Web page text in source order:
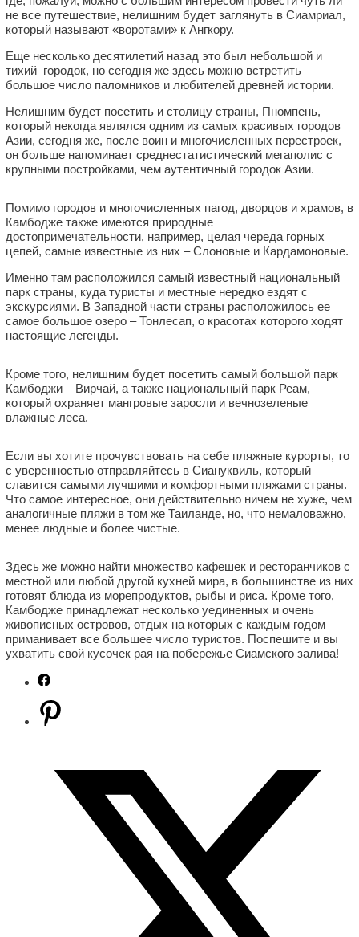
не все путешествие, нелишним будет заглянуть в Сиамриал,
который называют «воротами» к Ангкору.
Еще несколько десятилетий назад это был небольшой и
тихий городок, но сегодня же здесь можно встретить
большое число паломников и любителей древней истории.
Нелишним будет посетить и столицу страны, Пномпень,
который некогда являлся одним из самых красивых городов
Азии, сегодня же, после воин и многочисленных перестроек,
он больше напоминает среднестатистический мегаполис с
крупными постройками, чем аутентичный городок Азии.
Помимо городов и многочисленных пагод, дворцов и храмов, в
Камбодже также имеются природные
достопримечательности, например, целая череда горных
цепей, самые известные из них – Слоновые и Кардамоновые.
Именно там расположился самый известный национальный
парк страны, куда туристы и местные нередко ездят с
экскурсиями. В Западной части страны расположилось ее
самое большое озеро – Тонлесап, о красотах которого ходят
настоящие легенды.
Кроме того, нелишним будет посетить самый большой парк
Камбоджи – Вирчай, а также национальный парк Реам,
который охраняет мангровые заросли и вечнозеленые
влажные леса.
Если вы хотите прочувствовать на себе пляжные курорты, то
с уверенностью отправляйтесь в Сиануквиль, который
славится самыми лучшими и комфортными пляжами страны.
Что самое интересное, они действительно ничем не хуже, чем
аналогичные пляжи в том же Таиланде, но, что немаловажно,
менее людные и более чистые.
Здесь же можно найти множество кафешек и ресторанчиков с
местной или любой другой кухней мира, в большинстве из них
готовят блюда из морепродуктов, рыбы и риса. Кроме того,
Камбодже принадлежат несколько уединенных и очень
живописных островов, отдых на которых с каждым годом
приманивает все большее число туристов. Поспешите и вы
ухватить свой кусочек рая на побережье Сиамского залива!